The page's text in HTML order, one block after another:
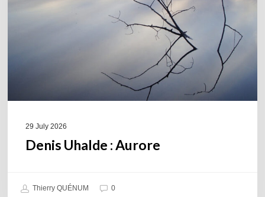
29 July 2026
Denis Uhalde : Aurore
Thierry QUÉNUM 0